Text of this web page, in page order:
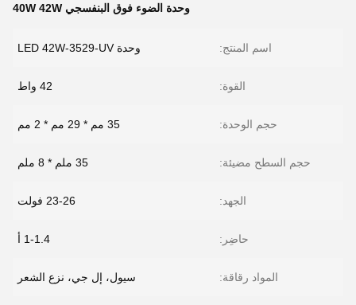
وحدة الضوء فوق البنفسجي 40W 42W
اسم المنتج: وحدة LED 42W-3529-UV
القوة: 42 واط
حجم الوحدة: 35 مم * 29 مم * 2 مم
حجم السطح مضيئة: 35 ملم * 8 ملم
الجهد: 23-26 فولت
حاضِر: 1-1.4 أ
المواد رقاقة: سيول، إل جي، نزع الشعر